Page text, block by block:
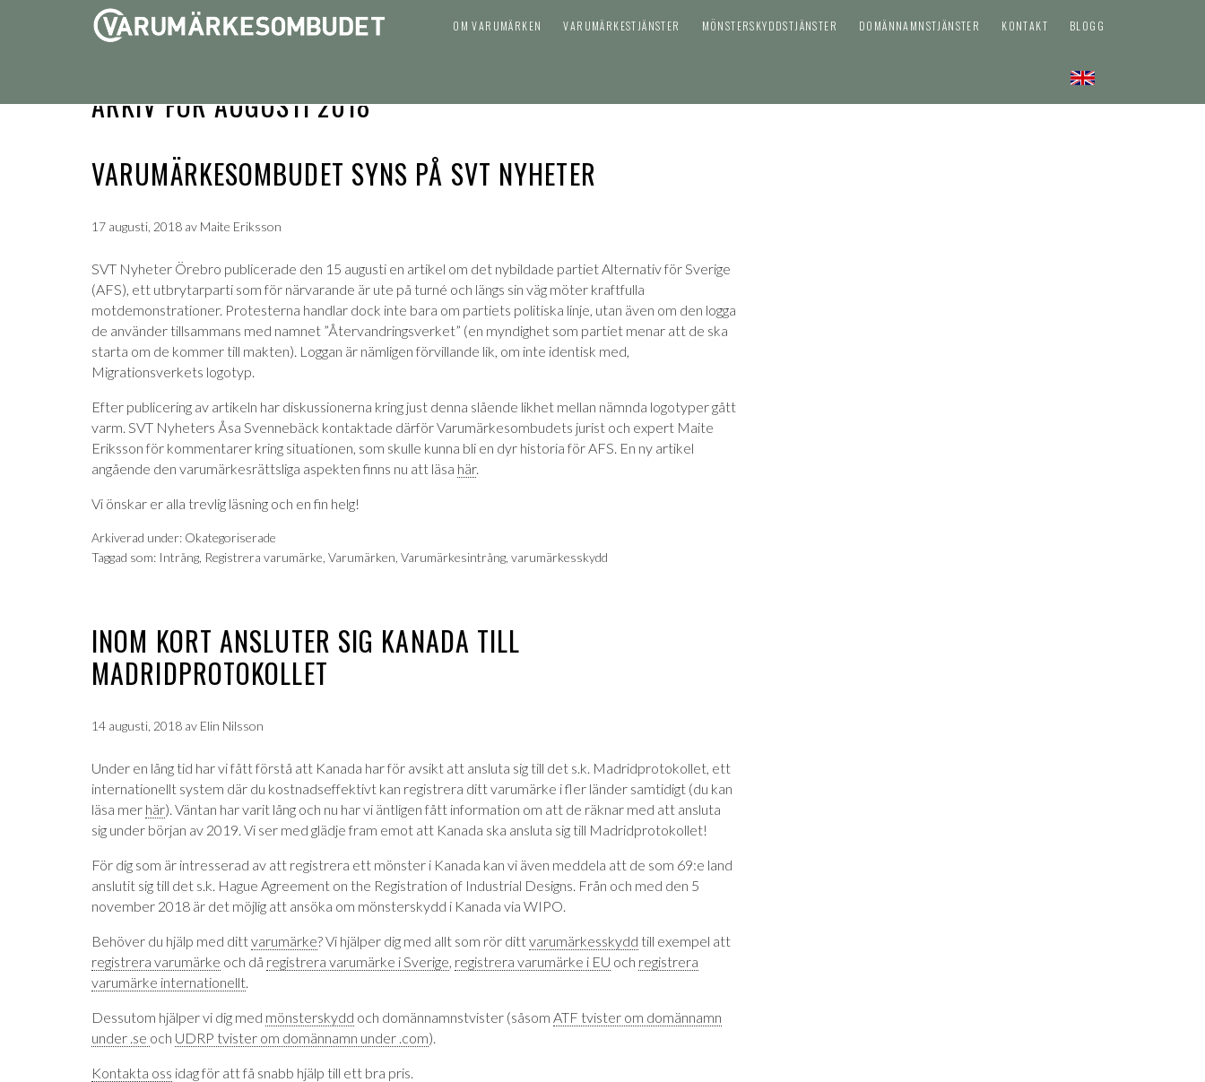
OM VARUMÄRKEN VARUMÄRKESTJÄNSTER MÖNSTERSKYDDSTJÄNSTER DOMÄNNAMNSTJÄNSTER KONTAKT BLOGG
ARKIV FÖR AUGUSTI 2018
VARUMÄRKESOMBUDET SYNS PÅ SVT NYHETER
17 augusti, 2018 av Maite Eriksson
SVT Nyheter Örebro publicerade den 15 augusti en artikel om det nybildade partiet Alternativ för Sverige
(AFS), ett utbrytarparti som för närvarande är ute på turné och längs sin väg möter kraftfulla
motdemonstrationer. Protesterna handlar dock inte bara om partiets politiska linje, utan även om den logga
de använder tillsammans med namnet ”Återvandringsverket” (en myndighet som partiet menar att de ska
starta om de kommer till makten). Loggan är nämligen förvillande lik, om inte identisk med,
Migrationsverkets logotyp.
Efter publicering av artikeln har diskussionerna kring just denna slående likhet mellan nämnda logotyper gått
varm. SVT Nyheters Åsa Svennebäck kontaktade därför Varumärkesombudets jurist och expert Maite
Eriksson för kommentarer kring situationen, som skulle kunna bli en dyr historia för AFS. En ny artikel
angående den varumärkesrättsliga aspekten finns nu att läsa här.
Vi önskar er alla trevlig läsning och en fin helg!
Arkiverad under: Okategoriserade
Taggad som: Intrång Registrera varumärke Varumärken Varumärkesintrång varumärkesskydd
INOM KORT ANSLUTER SIG KANADA TILL
MADRIDPROTOKOLLET
14 augusti, 2018 av Elin Nilsson
Under en lång tid har vi fått förstå att Kanada har för avsikt att ansluta sig till det s.k. Madridprotokollet, ett
internationellt system där du kostnadseffektivt kan registrera ditt varumärke i fler länder samtidigt (du kan
läsa mer här). Väntan har varit lång och nu har vi äntligen fått information om att de räknar med att ansluta
sig under början av 2019. Vi ser med glädje fram emot att Kanada ska ansluta sig till Madridprotokollet!
För dig som är intresserad av att registrera ett mönster i Kanada kan vi även meddela att de som 69:e land
anslutit sig till det s.k. Hague Agreement on the Registration of Industrial Designs. Från och med den 5
november 2018 är det möjlig att ansöka om mönsterskydd i Kanada via WIPO.
Behöver du hjälp med dittvarumärke? Vi hjälper dig med allt som rör dittvarumärkesskydd till exempel att
registrera varumärke och då registrera varumärke i Sverige, registrera varumärke i EU och registrera
varumärke internationellt.
Dessutom hjälper vi dig med mönsterskydd och domännamnstvister (såsom ATF tvister om domännamn
under .se och UDRP tvister om domännamn under .com).
Kontakta oss idag för att få snabb hjälp till ett bra pris.